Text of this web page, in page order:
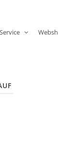
Service